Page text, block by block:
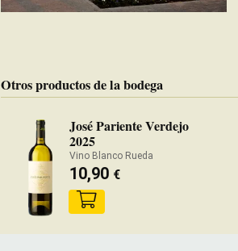
Otros productos de la bodega
José Pariente Verdejo
2025
Vino Blanco Rueda
10,90 €